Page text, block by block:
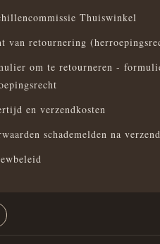
Thuiswinkel
van retournering
om te retourneren -
en verzendkosten
schademelden na